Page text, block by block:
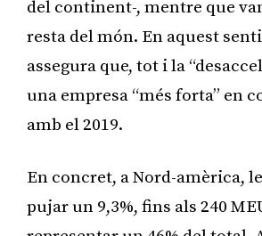
del continent-, mentre que
resta del món. En aquest
assegura que, tot i la
una empresa “més forta” en
amb el 2019.
En concret, a Nord-amèrica,
pujar un 9,3%, fins als 240